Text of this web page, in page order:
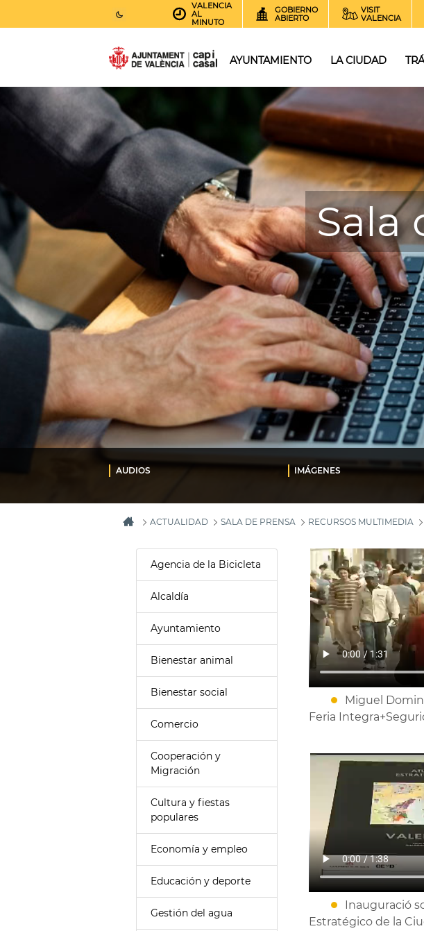
AEMET.GRADOS
VALENCIA
AL
MINUTO
GOBIERNO
ABIERTO
VISIT
VALENCIA
AYUNTAMIENTO LA CIUDAD
Sala
AUDIOS IMÁGENES
ACTUALIDAD SALA DE PRENSA RECURSOS MULTIMEDIA
Agencia de la Bicicleta
Alcaldía
Ayuntamiento
Bienestar animal
Bienestar social
Comercio
Cooperación y
Migración
Cultura y fiestas
populares
Economía y empleo
Educación y deporte
Gestión del agua
Miguel
Feria
Inauguració
Estratégico de la